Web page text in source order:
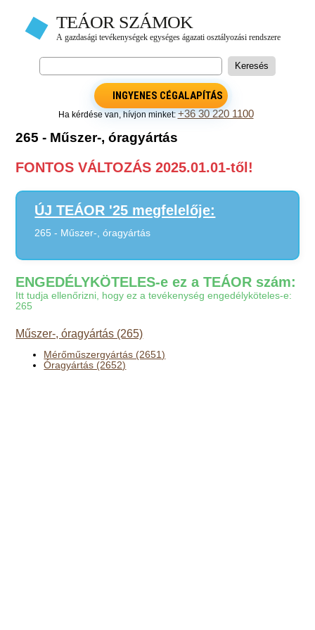
INGYENES CÉGALAPÍTÁS
Ha kérdése van, hívjon minket: +36 30 220 1100
265 - Műszer-, óragyártás
FONTOS VÁLTOZÁS 2025.01.01-től!
ÚJ TEÁOR '25 megfelelője:
265 - Műszer-, óragyártás
ENGEDÉLYKÖTELES-e ez a TEÁOR szám:
Itt tudja ellenőrizni, hogy ez a tevékenység engedélyköteles-e:
265
Műszer-, óragyártás (265)
Mérőműszergyártás (2651)
Óragyártás (2652)